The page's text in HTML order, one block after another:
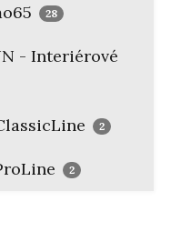
28
- Interiérové
2
2